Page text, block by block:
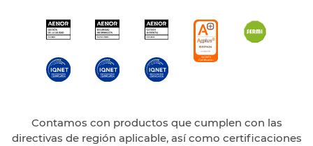
Contamos con productos que cumplen con las
directivas de región aplicable, así como certificaciones